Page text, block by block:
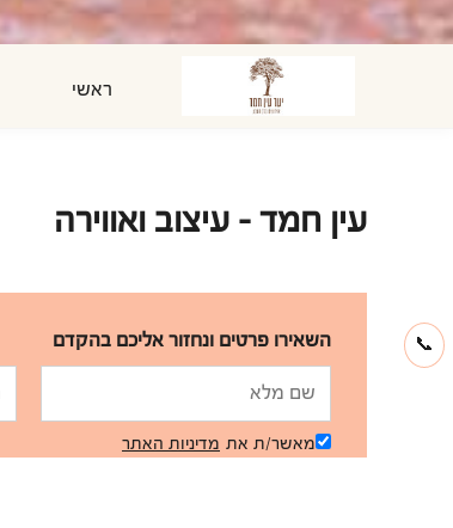
ראשי
עין חמד - עיצוב ואווירה
השאירו פרטים ונחזור אליכם בהקדם
מאשר/ת את מדיניות האתר
📞